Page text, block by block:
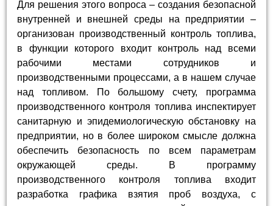
Для решения этого вопроса – создания безопасной
внутренней и внешней среды на предприятии –
организован производственный контроль топлива,
в функции которого входит контроль над всеми
рабочими местами сотрудников и
производственными процессами, а в нашем случае
над топливом. По большому счету, программа
производственного контроля топлива инспектирует
санитарную и эпидемиологическую обстановку на
предприятии, но в более широком смысле должна
обеспечить безопасность по всем параметрам
окружающей среды. В программу
производственного контроля топлива входит
разработка графика взятия проб воздуха, с